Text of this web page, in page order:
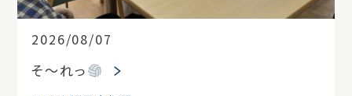
2026/08/07
そ～れっ